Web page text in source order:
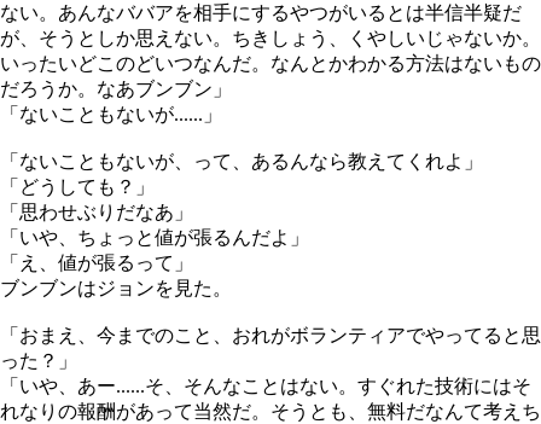
ない。あんなババアを相手にするやつがいるとは半信半疑だ
が、そうとしか思えない。ちきしょう、くやしいじゃないか。
いったいどこのどいつなんだ。なんとかわかる方法はないもの
だろうか。なあブンブン」
「ないこともないが......」
「ないこともないが、って、あるんなら教えてくれよ」
「どうしても？」
「思わせぶりだなあ」
「いや、ちょっと値が張るんだよ」
「え、値が張るって」
ブンブンはジョンを見た。
「おまえ、今までのこと、おれがボランティアでやってると思
った？」
「いや、あー......そ、そんなことはない。すぐれた技術にはそ
れなりの報酬があって当然だ。そうとも、無料だなんて考えち